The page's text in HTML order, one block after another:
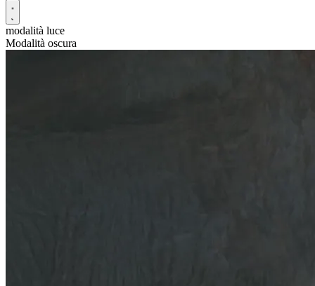
modalità luce
Modalità oscura